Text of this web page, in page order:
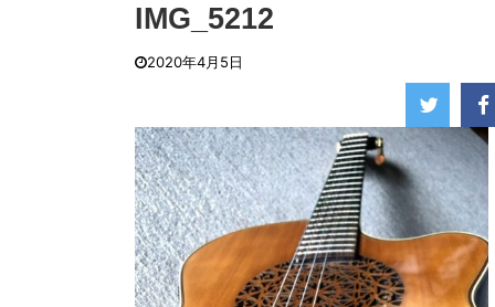
IMG_5212
2020年4月5日
時に、あまりにも「まさ ...